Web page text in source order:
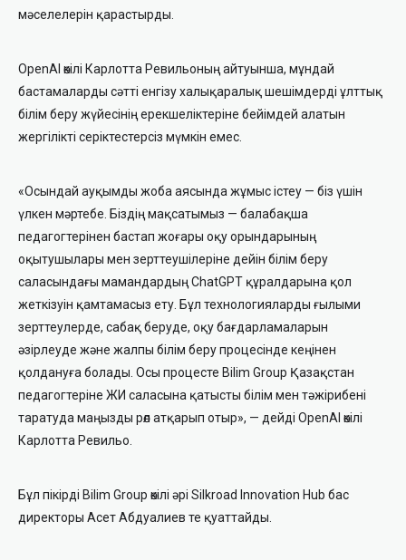
мәселелерін қарастырды.
OpenAI өкілі Карлотта Ревильоның айтуынша, мұндай
бастамаларды сәтті енгізу халықаралық шешімдерді ұлттық
білім беру жүйесінің ерекшеліктеріне бейімдей алатын
жергілікті серіктестерсіз мүмкін емес.
«Осындай ауқымды жоба аясында жұмыс істеу — біз үшін
үлкен мәртебе. Біздің мақсатымыз — балабақша
педагогтерінен бастап жоғары оқу орындарының
оқытушылары мен зерттеушілеріне дейін білім беру
саласындағы мамандардың ChatGPT құралдарына қол
жеткізуін қамтамасыз ету. Бұл технологияларды ғылыми
зерттеулерде, сабақ беруде, оқу бағдарламаларын
әзірлеуде және жалпы білім беру процесінде кеңінен
қолдануға болады. Осы процесте Bilim Group Қазақстан
педагогтеріне ЖИ саласына қатысты білім мен тәжірибені
таратуда маңызды рөл атқарып отыр», — дейді OpenAI өкілі
Карлотта Ревильо.
Бұл пікірді Bilim Group өкілі әрі Silkroad Innovation Hub бас
директоры Асет Абдуалиев те қуаттайды.